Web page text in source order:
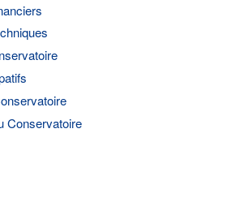
Conservatoire